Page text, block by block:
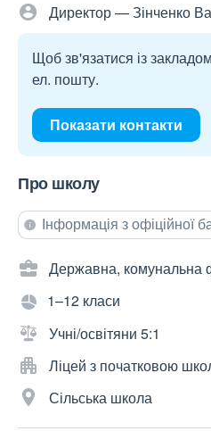
Директор — Зінченко
Щоб зв'язатися із
ел. пошту.
Показати контакти
Про школу
Інформація з офіційної
Державна, комунальна
1–12 класи
Учні/освітяни 5:1
Ліцей з початковою
Сільська школа